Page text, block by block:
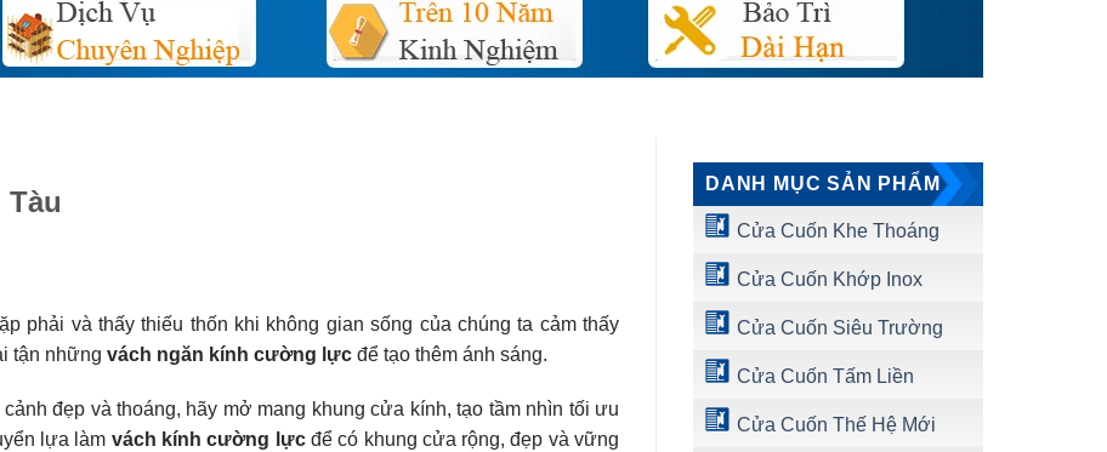
phải và thấy thiếu thốn khi không gian sống của chúng ta cảm thấy
tận những vách ngăn kính cường lực để tạo thêm ánh sáng.
đẹp và thoáng, hãy mở mang khung cửa kính, tạo tầm nhìn tối ưu
lựa làm vách kính cường lựcđể có khung cửa rộng, đẹp và vững
DANH MỤC SẢN PHẨM
Cửa Cuốn Khe Thoáng
Cửa Cuốn Khớp Inox
Cửa Cuốn Siêu Trường
Cửa Cuốn Tấm Liền
Cửa Cuốn Thế Hệ Mới